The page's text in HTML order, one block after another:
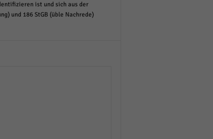
ist und sich aus der
und 186 StGB (üble Nachrede)